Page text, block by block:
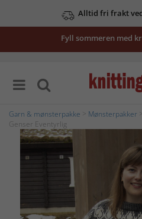
Alltid fri frakt
Fyll sommeren med
Garn & mønsterpakke Mønsterpakker
Genser Eventyrlig